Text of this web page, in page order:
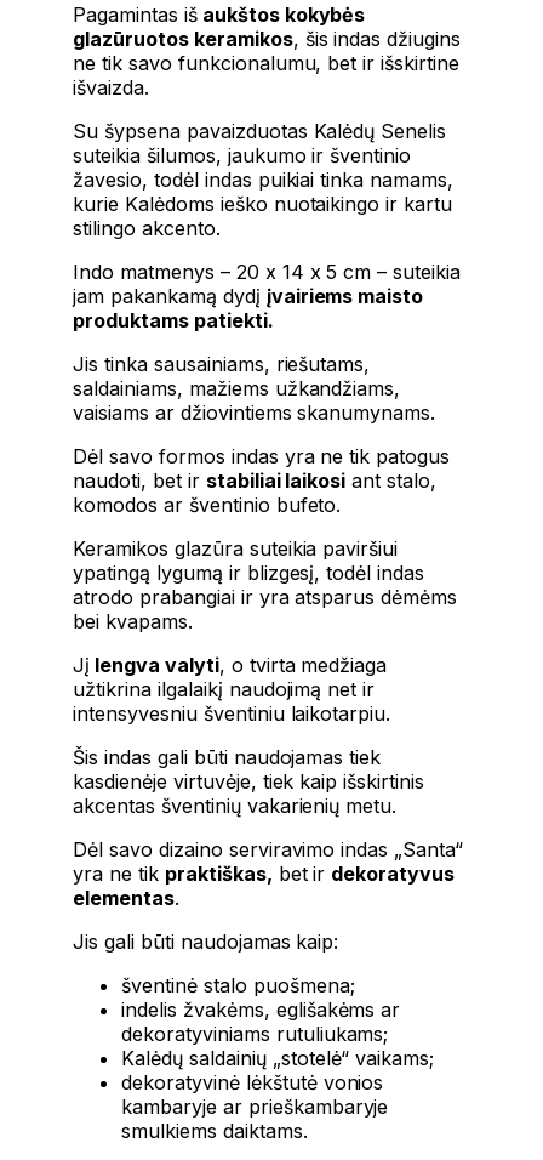
Pagamintas išaukštos kokybės
glazūruotos keramikos, šis indas džiugins
ne tik savo funkcionalumu, bet ir išskirtine
išvaizda.
Su šypsena pavaizduotas Kalėdų Senelis
suteikia šilumos, jaukumo ir šventinio
žavesio, todėl indas puikiai tinka namams,
kurie Kalėdoms ieško nuotaikingo ir kartu
stilingo akcento.
Indo matmenys – 20 x 14 x 5 cm – suteikia
jam pakankamą dydį įvairiems maisto
produktams patiekti.
Jis tinka sausainiams, riešutams,
saldainiams, mažiems užkandžiams,
vaisiams ar džiovintiems skanumynams.
Dėl savo formos indas yra ne tik patogus
naudoti, bet ir stabiliai laikosi ant stalo,
komodos ar šventinio bufeto.
Keramikos glazūra suteikia paviršiui
ypatingą lygumą ir blizgesį, todėl indas
atrodo prabangiai ir yra atsparus dėmėms
bei kvapams.
Jį lengva valyti, o tvirta medžiaga
užtikrina ilgalaikį naudojimą net ir
intensyvesniu šventiniu laikotarpiu.
Šis indas gali būti naudojamas tiek
kasdienėje virtuvėje, tiek kaip išskirtinis
akcentas šventinių vakarienių metu.
Dėl savo dizaino serviravimo indas „Santa“
yra ne tik praktiškas, bet ir dekoratyvus
elementas.
Jis gali būti naudojamas kaip:
šventinė stalo puošmena;
indelis žvakėms, eglišakėms ar
dekoratyviniams rutuliukams;
Kalėdų saldainių „stotelė“ vaikams;
dekoratyvinė lėkštutė vonios
kambaryje ar prieškambaryje
smulkiems daiktams.